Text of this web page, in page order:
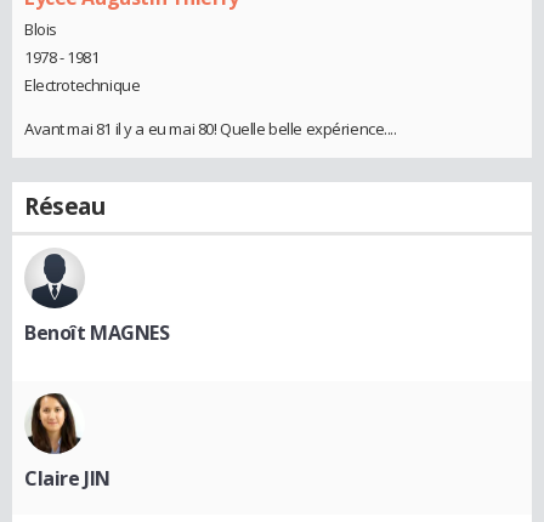
Blois
1978 - 1981
Electrotechnique
Avant mai 81 il y a eu mai 80! Quelle belle expérience....
Réseau
Benoît MAGNES
Claire JIN